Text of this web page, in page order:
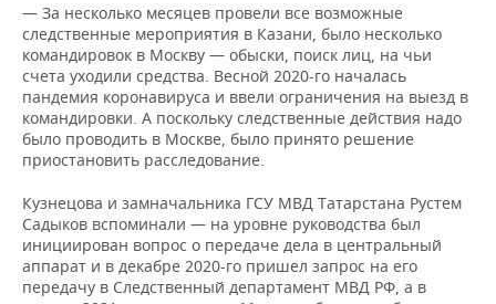
— За несколько месяцев провели все возможные
следственные мероприятия в Казани, было несколько
командировок в Москву — обыски, поиск лиц, на чьи
счета уходили средства. Весной 2020-го началась
пандемия коронавируса и ввели ограничения на выезд в
командировки. А поскольку следственные действия надо
было проводить в Москве, было принято решение
приостановить расследование.
Кузнецова и замначальника ГСУ МВД Татарстана Рустем
Садыков вспоминали — на уровне руководства был
инициирован вопрос о передаче дела в центральный
аппарат и в декабре 2020-го пришел запрос на его
передачу в Следственный департамент МВД РФ, а в